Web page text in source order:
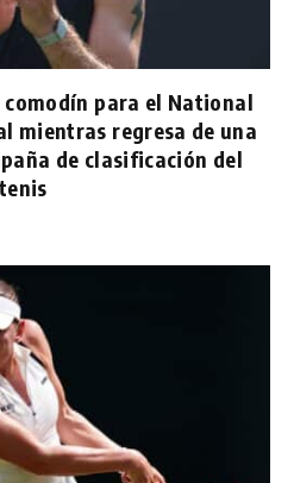
comodín para el National
mientras regresa de una
de clasificación del